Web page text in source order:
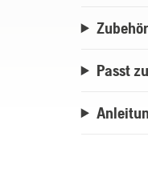
Zubehör
Passt